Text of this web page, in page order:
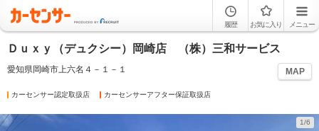
履歴 お気に入り メニュー
Ｄｕｘｙ（デュクシー）岡崎店 （株）三和サービス
愛知県岡崎市上六名４－１－１ MAP
カーセンサー認定取扱店 カーセンサーアフター保証取扱店
1/6